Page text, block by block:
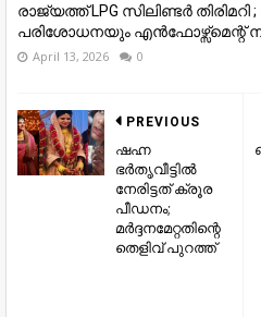
രാജ്യത്ത് LPG സിലിണ്ടർ
പരിശോധനയും എൻഫോഴ്സ്മെന്റ്
April 13, 2026 0
PREVIOUS
ഷഹ്ന
ഭര്‍തൃവീട്ടില്‍
നേരിട്ടത് ക്രൂര
പീഡനം;
മര്‍ദ്ദനമേറ്റതിന്റെ
തെളിവ് പുറത്ത്